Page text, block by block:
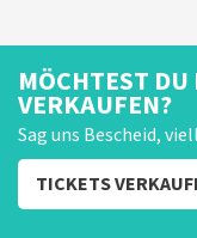
MÖCHTEST
VERKAUFEN?
Sag uns Bescheid,
TICKETS